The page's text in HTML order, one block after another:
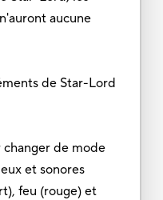
aucune
de Star-Lord
de mode
et sonores
feu (rouge) et